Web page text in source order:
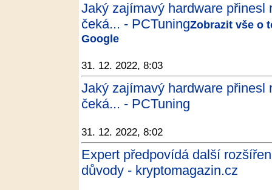
Jaký zajímavý hardware
čeká... - PCTuningZobrazit vše o
Google
31. 12. 2022, 8:03
Jaký zajímavý hardware
čeká... - PCTuning
31. 12. 2022, 8:02
Expert předpovídá další
důvody - kryptomagazin.cz